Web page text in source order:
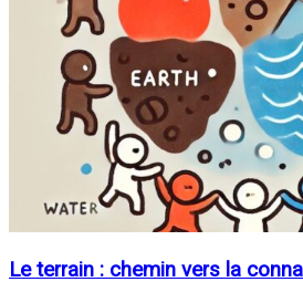
Le terrain : chemin vers la